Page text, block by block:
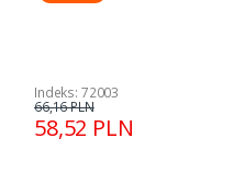
Indeks: 72003
58,52 PLN
66,16 PLN